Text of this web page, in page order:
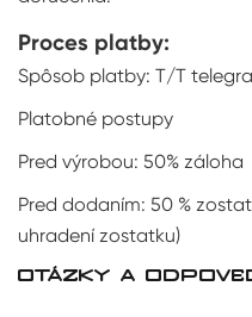
Proces platby:
Spôsob platby: T/T
Platobné postupy
Pred výrobou: 50% záloha
Pred dodaním: 50 %
uhradení zostatku)
OTÁZKY A